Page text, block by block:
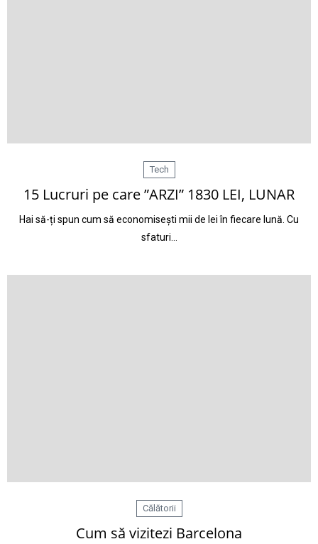
Tech
15 Lucruri pe care ”ARZI” 1830 LEI, LUNAR
Hai să-ți spun cum să economisești mii de lei în fiecare lună. Cu
sfaturi…
Călătorii
Cum să vizitezi Barcelona